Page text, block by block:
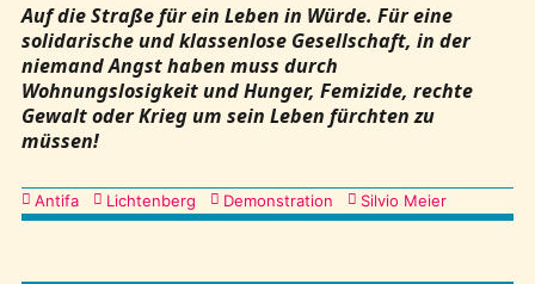
Auf die Straße für ein Leben in Würde. Für eine
solidarische und klassenlose Gesellschaft, in der
niemand Angst haben muss durch
Wohnungslosigkeit und Hunger, Femizide, rechte
Gewalt oder Krieg um sein Leben fürchten zu
müssen!
Kategorien
Antifa Lichtenberg Demonstration Silvio Meier